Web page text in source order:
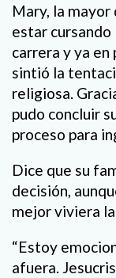
Mary, la
estar
carrera y ya
sintió la
religiosa.
pudo concluir
proceso para
Dice que su
decisión,
mejor viviera
“Estoy
afuera.